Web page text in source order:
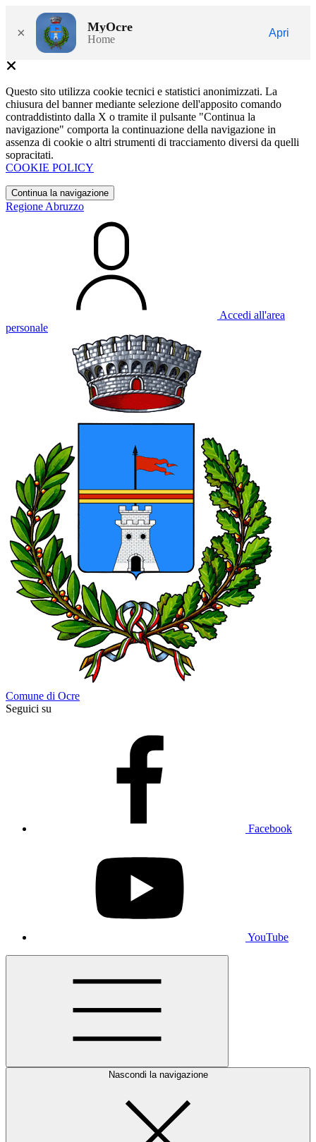
× MyOcre
Home
Apri
Questo sito utilizza cookie tecnici e statistici anonimizzati. La
chiusura del banner mediante selezione dell'apposito comando
contraddistinto dalla X o tramite il pulsante "Continua la
navigazione" comporta la continuazione della navigazione in
assenza di cookie o altri strumenti di tracciamento diversi da quelli
sopracitati.
COOKIE POLICY
Continua la navigazione
Regione Abruzzo
Accedi all'area
personale
Comune di Ocre
Seguici su
Facebook
YouTube
Nascondi la navigazione